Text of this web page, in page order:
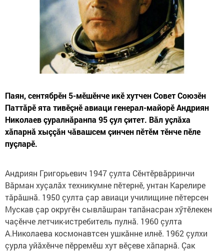
Паян, сентябрӗн 5-мӗшӗнче икӗ хутчен Совет Союзĕн
Паттӑрĕ ята тивӗçнӗ авиаци генерал-майорĕ Андриян
Николаев çуралнăранпа 95 çул çитет. Вӑл уçлӑха
хӑпарнӑ хыççӑн чӑвашсем çинчен пӗтӗм тӗнче пӗле
пуçларӗ.
Андриян Григорьевич 1947 çулта Сĕнтĕрвăрринчи
Вăрман хуçалăх техникумне пĕтернĕ, унтан Карелире
тăрăшнă. 1950 çулта çар авиаци училищине пĕтерсен
Мускав çар округĕн сывлăшран тапăнасран хӳтĕлекен
чаçĕнче летчик-истребитель пулнă. 1960 çулта
А.Николаева космонавтсен ушкăнне илнĕ. 1962 çулхи
çурла уйăхĕнче пĕрремĕш хут вĕçеве хăпарнă. Çак